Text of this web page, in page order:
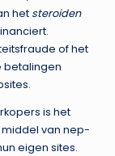
het steroiden
of het
betalingen
is het
van nep-
eigen sites.